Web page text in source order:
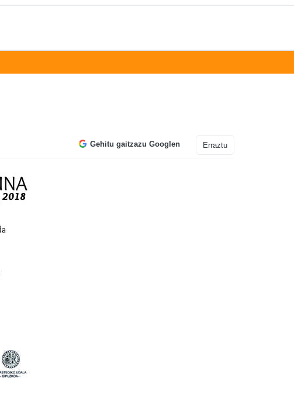
Gehitu gaitzazu Googlen Erraztu